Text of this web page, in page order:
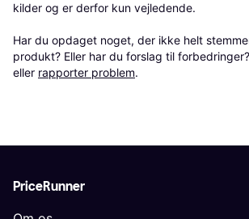
kilder og er derfor kun vejledende.
Har du opdaget noget, der ikke helt
produkt? Eller har du forslag til
eller rapporter problem.
PriceRunner